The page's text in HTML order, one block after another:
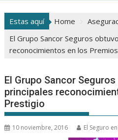
Estas aquí Home
El Grupo Sancor Seguros
reconocimientos en los
El Grupo Sancor
principales
Prestigio
10 noviembre, 2016 El Seguro